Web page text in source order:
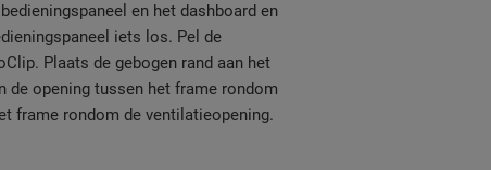
en het dashboard en
iets los. Pel de
Plaats de gebogen rand aan het
de opening tussen het frame rondom
frame rondom de ventilatieopening.